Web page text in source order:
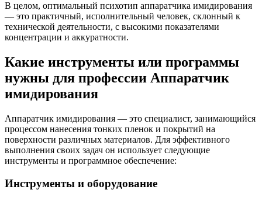
В целом, оптимальный психотип аппаратчика имидирования
— это практичный, исполнительный человек, склонный к
технической деятельности, с высокими показателями
концентрации и аккуратности.
Какие инструменты или программы
нужны для профессии Аппаратчик
имидирования
Аппаратчик имидирования — это специалист, занимающийся
процессом нанесения тонких пленок и покрытий на
поверхности различных материалов. Для эффективного
выполнения своих задач он использует следующие
инструменты и программное обеспечение:
Инструменты и оборудование